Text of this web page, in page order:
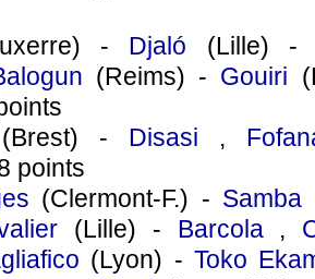
- Djaló (Lille)
(Reims) - Gouiri
- Disasi ,
points
(Clermont-F.) - Samba
(Lille) - Barcola,
(Lyon) -Toko